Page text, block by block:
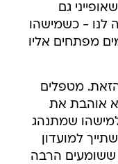
גם
לנו - כשמישהו
מפתחים אליו
מטפלים
אוהבת את
שמתנהג
למועדון
הרבה